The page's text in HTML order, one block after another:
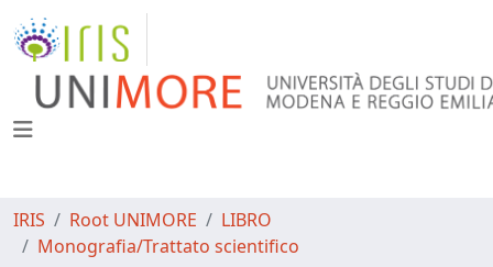
IRIS Root UNIMORE
LIBRO
Monografia/Trattato scientifico